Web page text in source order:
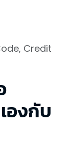
Credit
องกับ